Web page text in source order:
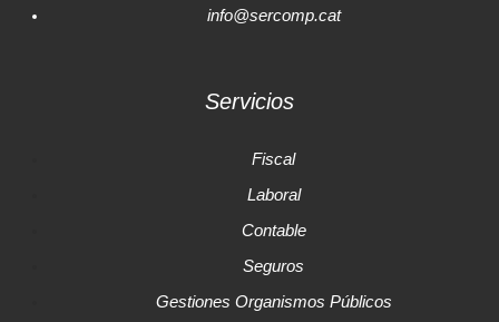
info@sercomp.cat
Servicios
Fiscal
Laboral
Contable
Seguros
Gestiones Organismos Públicos